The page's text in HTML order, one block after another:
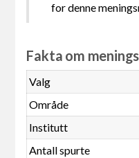
for denne
Fakta om
Valg
Område
Institutt
Antall spurte